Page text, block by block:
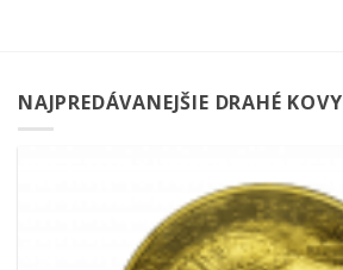
NAJPREDÁVANEJŠIE DRAHÉ KOVY